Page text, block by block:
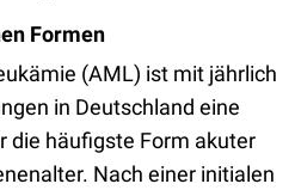
Formen
(AML) ist mit jährlich
in Deutschland eine
die häufigste Form akuter
Nach einer initialen